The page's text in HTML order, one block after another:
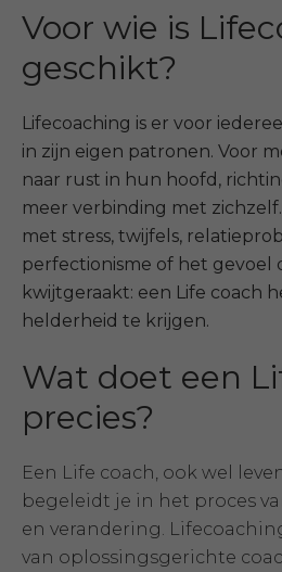
Voor wie is
geschikt?
Lifecoaching is er voor
in zijn eigen patronen. Voor
naar rust in hun hoofd,
meer verbinding met
met stress, twijfels,
perfectionisme of het gevoel
kwijtgeraakt: een Life coach
helderheid te krijgen.
Wat doet een
precies?
Een Life coach, ook wel
begeleidt je in het proces
en verandering.
van oplossingsgerichte